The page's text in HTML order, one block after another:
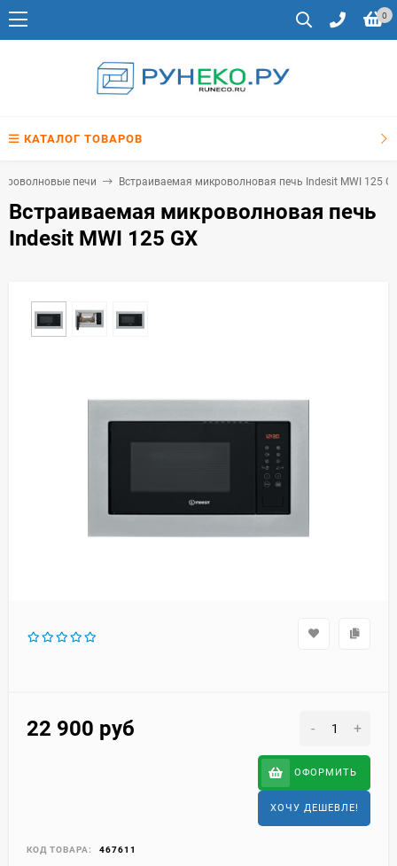
0
КАТАЛОГ ТОВАРОВ
печи Встраиваемая микроволновая печь Indesit MWI 125
Встраиваемая микроволновая печь
Indesit MWI 125 GX
22 900 руб - +
ОФОРМИТЬ
ХОЧУ ДЕШЕВЛЕ!
КОД ТОВАРА: 467611